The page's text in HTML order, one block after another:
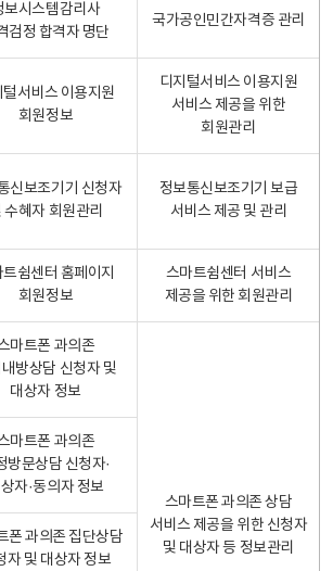
보시스템감리사
검정 합격자 명단
국가공인민간자격증 관리
털서비스 이용지원
회원정보
디지털서비스 이용지원
서비스 제공을 위한
회원관리
신보조기기 신청자
수혜자 회원관리
정보통신보조기기 보급
서비스 제공 및 관리
쉼센터 홈페이지
회원정보
스마트쉼센터 서비스
제공을 위한 회원관리
마트폰 과의존
방상담 신청자 및
대상자 정보
스마트폰 과의존 상담
서비스 제공을 위한 신청자
및 대상자 등 정보관리
마트폰 과의존
방문상담 신청자·
자·동의자 정보
폰 과의존 집단상담
자 및 대상자 정보